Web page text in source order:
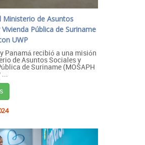
Ministerio de Asuntos
Pública de Suriname
UWP
Panamá recibió a una misión
de Asuntos Sociales y
de Suriname (MOSAPH